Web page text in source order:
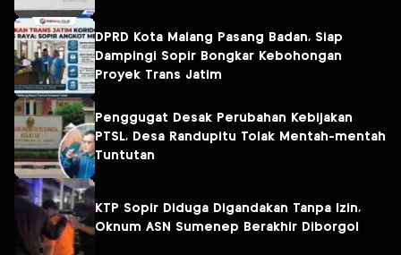
DPRD Kota Malang Pasang Badan, Siap
Dampingi Sopir Bongkar Kebohongan
Proyek Trans Jatim
Penggugat Desak Perubahan Kebijakan
PTSL, Desa Randupitu Tolak Mentah-mentah
Tuntutan
KTP Sopir Diduga Digandakan Tanpa Izin,
Oknum ASN Sumenep Berakhir Diborgol